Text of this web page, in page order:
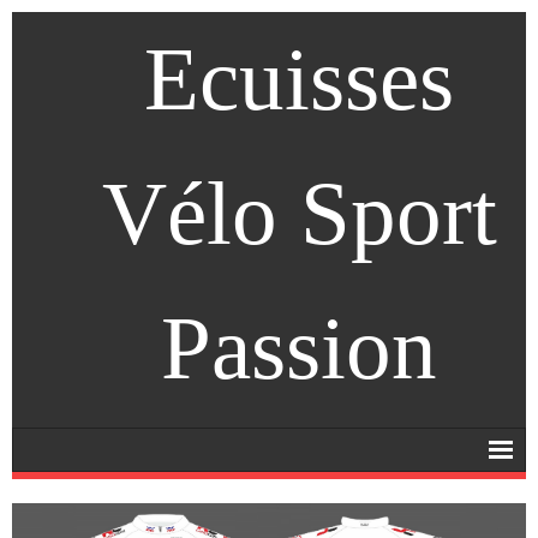
Ecuisses
Vélo Sport
Passion